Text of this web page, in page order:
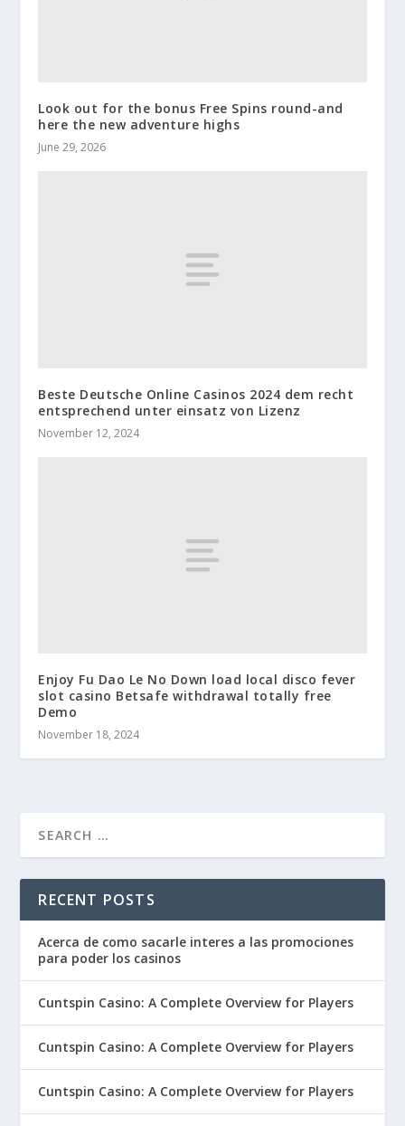
Look out for the bonus Free Spins round-and
here the new adventure highs
June 29, 2026
Beste Deutsche Online Casinos 2024 dem recht
entsprechend unter einsatz von Lizenz
November 12, 2024
Enjoy Fu Dao Le No Down load local disco fever
slot casino Betsafe withdrawal totally free
Demo
November 18, 2024
RECENT POSTS
Acerca de como sacarle interes a las promociones
para poder los casinos
Cuntspin Casino: A Complete Overview for Players
Cuntspin Casino: A Complete Overview for Players
Cuntspin Casino: A Complete Overview for Players